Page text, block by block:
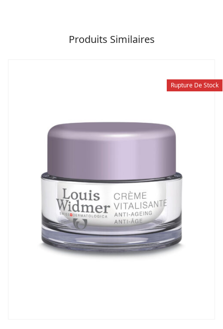
Produits Similaires
Rupture De Stock